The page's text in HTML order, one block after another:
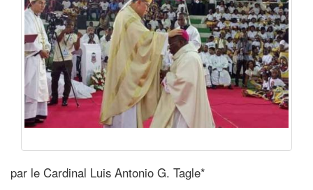
par le Cardinal Luis Antonio G. Tagle*